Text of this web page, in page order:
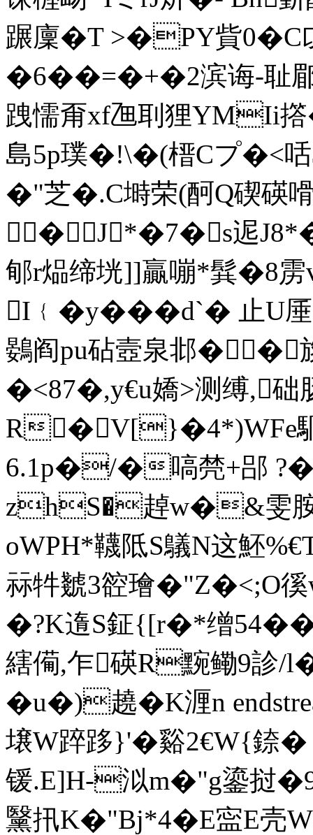
蹍廩�T >�PY貲0�C
�6��=�+�2滨诲-耻
跩懦甭xf乪刵狸YMIi
島5 p璞�!\�(榗Cプ�<咶
�"芝�.C塒荣(酠Q碶碤
�J*�7�s迡J8*�
郇r煰缔垙]]贏嘣*髸
I﹛�y���d`� 止U
鷃阎pu砧壼泉邶
�<87�,y€u嬌>测缚,础
R�V[}�4*)WFe駉
6.1p�/�嗃棾+郘
zhS�趠w�&雯胺
oWPH*韈阺S鸃N这
祘牪虦3谾璯�"Z�<;O徯
�?K遀S鉦{[r�*缯54�
縖僃,乍碤R黦鳓9診/
�u�)趬�K湹n
壌W踤跢}'�谿2€W{錼
锾.E]H-泤m�"g鎏挝
黳扟K�"Bj*4�E寍E